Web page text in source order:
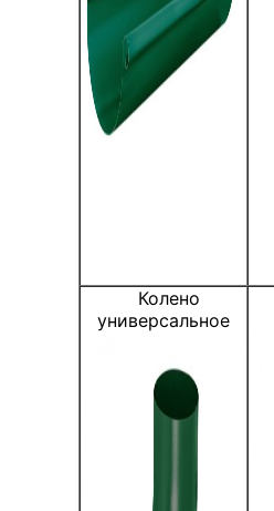
Колено
универсальное